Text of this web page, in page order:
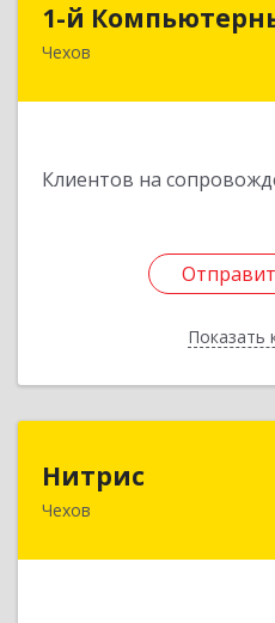
1-й
Чехов
Клиентов на
Показать
142306, Московская
Нитрис
Чехов
142350, Московская